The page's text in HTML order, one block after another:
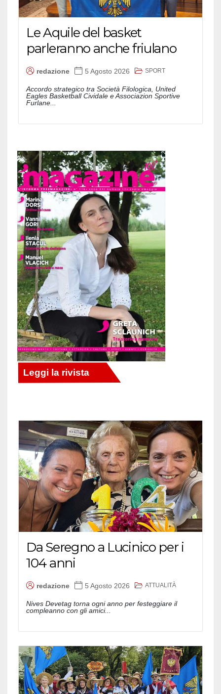
Le Aquile del basket
parleranno anche friulano
redazione 5 Agosto 2026 SPORT
Accordo strategico tra Società Filologica, United
Eagles Basketball Cividale e Associazion Sportive
Furlane...
Da Seregno a Lucinico per i
104 anni
redazione 5 Agosto 2026 ATTUALITÀ
Nives Devetag torna ogni anno per festeggiare il
compleanno con gli amici...